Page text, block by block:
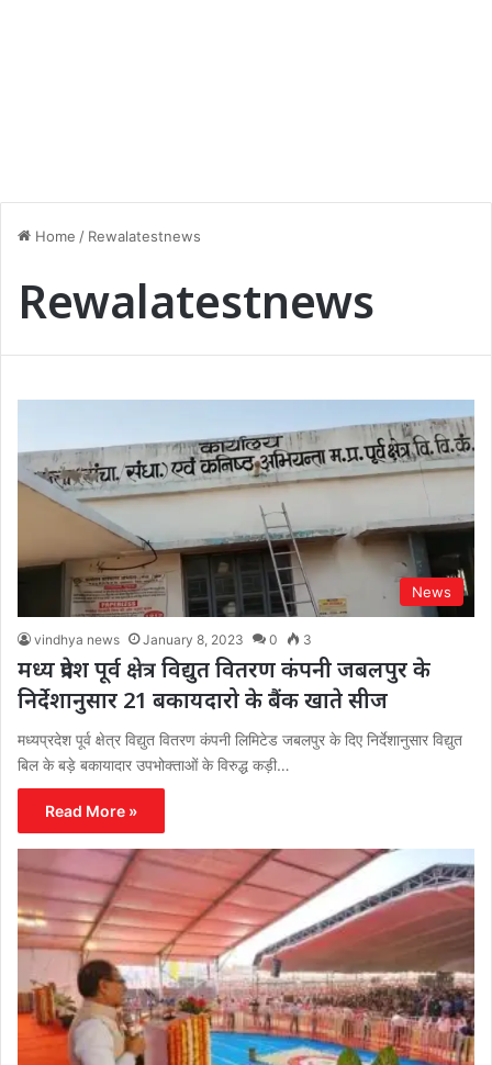
Home / Rewalatestnews
Rewalatestnews
News
vindhya news January 8, 2023 0 3
मध्य प्रदेश पूर्व क्षेत्र विद्युत वितरण कंपनी जबलपुर के
निर्देशानुसार 21 बकायदारो के बैंक खाते सीज
मध्यप्रदेश पूर्व क्षेत्र विद्युत वितरण कंपनी लिमिटेड जबलपुर के दिए निर्देशानुसार विद्युत
बिल के बड़े बकायादार उपभोक्ताओं के विरुद्ध कड़ी…
Read More »